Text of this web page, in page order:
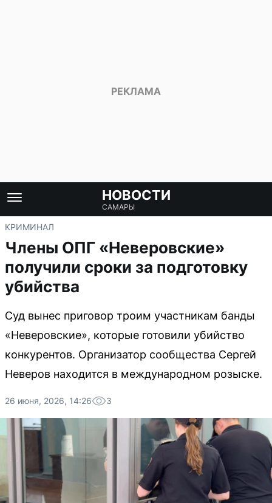
НОВОСТИ
САМАРЫ
КРИМИНАЛ
Члены ОПГ «Неверовские»
получили сроки за подготовку
убийства
Суд вынес приговор троим участникам банды
«Неверовские», которые готовили убийство
конкурентов. Организатор сообщества Сергей
Неверов находится в международном розыске.
26 июня, 2026, 14:26 3